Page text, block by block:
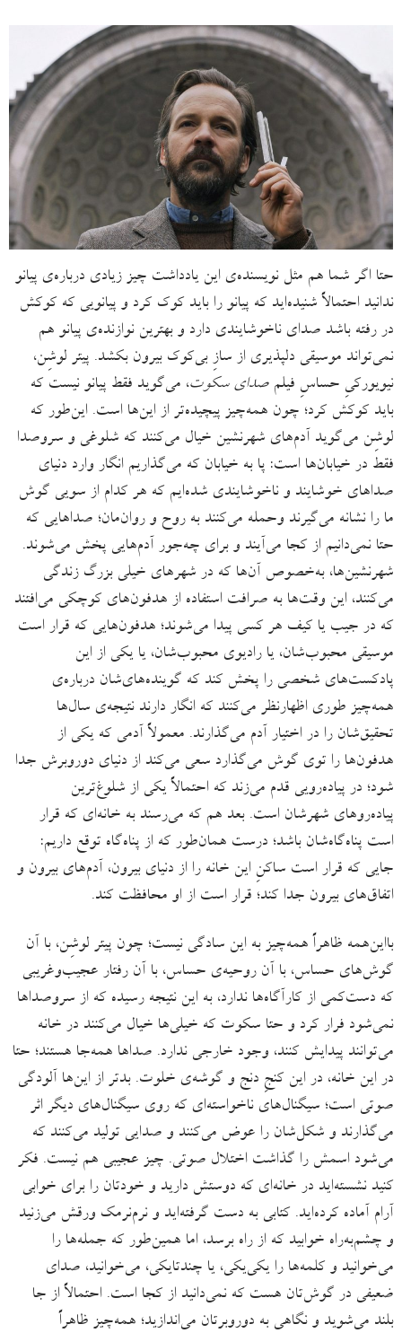
حتا اگر شما هم مثل نویسنده‌ی این یادداشت چیز زیادی درباره‌ی پیانو
ندانید احتمالاً شنیده‌اید که پیانو را باید کوک کرد و پیانویی که کوکش
در رفته باشد صدای ناخوشایندی دارد و بهترین نوازنده‌ی پیانو هم
نمی‌تواند موسیقی دلپذیری از سازِ بی‌کوک بیرون بکشد. پیتر لوشِن،
نیویورکیِ حساسِ فیلمصدای سکوت، می‌گوید فقط پیانو نیست که
باید کوکش کرد؛ چون همه‌چیز پیچیده‌تر از این‌ها است. این‌طور که
لوشِن می‌گوید آدم‌های شهرنشین خیال می‌کنند که شلوغی و سروصدا
فقط در خیابان‌ها است: پا به خیابان که می‌گذاریم انگار وارد دنیای
صداهای خوشایند و ناخوشایندی شده‌ایم که هر کدام از سویی گوش
ما را نشانه می‌گیرند وحمله می‌کنند به روح و روان‌مان؛ صداهایی که
حتا نمی‌دانیم از کجا می‌آیند و برای چه‌جور آدم‌هایی پخش می‌شوند.
شهرنشین‌ها، به‌خصوص آن‌ها که در شهرهای خیلی بزرگ زندگی
می‌کنند، این وقت‌ها به صرافت استفاده از هدفون‌های کوچکی می‌افتند
که در جیب یا کیف هر کسی پیدا می‌شوند؛ هدفون‌هایی که قرار است
موسیقی محبوب‌شان، یا رادیوی محبوب‌شان، یا یکی از این
پادکست‌های شخصی را پخش کند که گوینده‌های‌شان درباره‌ی
همه‌چیز طوری اظهارنظر می‌کنند که انگار دارند نتیجه‌ی سال‌ها
تحقیق‌شان را در اختیار آدم می‌گذارند. معمولاً آدمی که یکی از
هدفون‌ها را توی گوش می‌گذارد سعی می‌کند از دنیای دوروبرش جدا
شود؛ در پیاده‌رویی قدم می‌زند که احتمالاً یکی از شلوغ‌ترین
پیاده‌روهای شهرشان است. بعد هم که می‌رسند به خانه‌ای که قرار
است پناه‌گاه‌‌شان باشد؛ درست همان‌طور که از پناه‌گاه توقع داریم:
جایی که قرار است ساکنِ این خانه را از دنیای بیرون، آدم‌های بیرون و
اتفاق‌های بیرون جدا کند؛ قرار است از او محافظت کند.
بااین‌همه ظاهراً همه‌چیز به این سادگی نیست؛ چون پیتر لوشِن، با آن
گوش‌های حساس، با آن روحیه‌ی حساس، با آن رفتار عجیب‌وغریبی
که دست‌کمی از کارآگاه‌ها ندارد، به این نتیجه رسیده که از سروصداها
نمی‌شود فرار کرد و حتا سکوت که خیلی‌ها خیال می‌کنند در خانه
می‌توانند پیدایش کنند، وجود خارجی ندارد. صداها همه‌جا هستند؛ حتا
در این خانه، در این کنجِ دنج و گوشه‌ی خلوت. بدتر از این‌ها آلودگی
صوتی است؛ سیگنال‌های ناخواسته‌ای که روی سیگنال‌های دیگر اثر
می‌گذارند و شکل‌شان را عوض می‌‌کنند و صدایی تولید می‌کنند که
می‌شود اسمش را گذاشت اختلال صوتی. چیز عجیبی هم نیست. فکر
کنید نشسته‌اید در خانه‌ای که دوستش دارید و خودتان را برای خوابی
آرام آماده کرده‌اید. کتابی به دست گرفته‌اید و نرم‌نرمک ورقش می‌زنید
و چشم‌به‌راه خوابید که از راه برسد، اما همین‌طور که جمله‌ها را
می‌خوانید و کلمه‌ها را یکی‌یکی، یا چندتا‌یکی، می‌خوانید، صدای
ضعیفی در گوش‌تان هست که نمی‌دانید از کجا است. احتمالاً از جا
بلند می‌شوید و نگاهی به دوروبرتان می‌اندازید؛ همه‌چیز ظاهراً